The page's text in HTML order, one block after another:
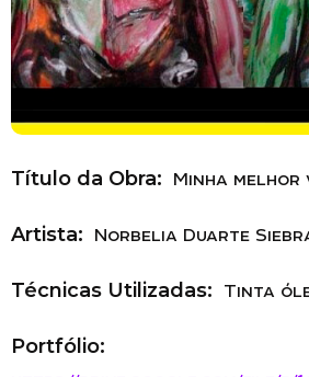
Título da Obra: Minha melhor
Artista: Norbelia Duarte
Técnicas Utilizadas: Tinta
Portfólio: